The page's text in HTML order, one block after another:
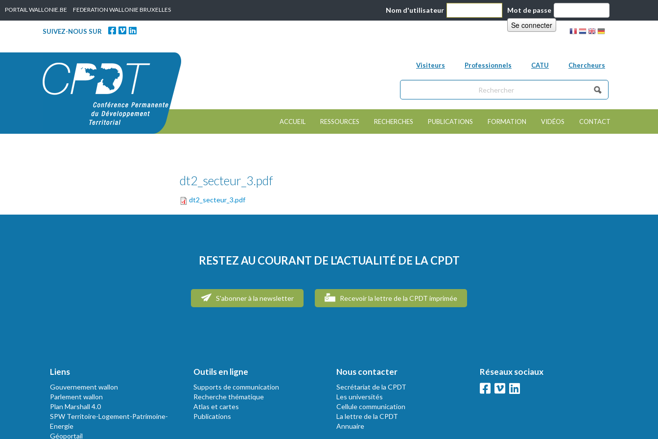
PORTAIL WALLONIE.BE FEDERATION WALLONIE BRUXELLES Nom d'utilisateur Mot de passe
SUIVEZ-NOUS SUR
Visiteurs Professionnels CATU Chercheurs
Formulaire de recherche
Chercher dans ce site
ACCUEIL RESSOURCES RECHERCHES PUBLICATIONS FORMATION VIDÉOS CONTACT
dt2_secteur_3.pdf
dt2_secteur_3.pdf
RESTEZ AU COURANT DE L'ACTUALITÉ DE LA CPDT
S'abonner à la newsletter Recevoir la lettre de la CPDT imprimée
Liens
Gouvernement wallon
Parlement wallon
Plan Marshall 4.0
SPW Territoire-Logement-Patrimoine-
Energie
Géoportail
Outils en ligne
Supports de communication
Recherche thématique
Atlas et cartes
Publications
Nous contacter
Secrétariat de la CPDT
Les universités
Cellule communication
La lettre de la CPDT
Annuaire
Réseaux sociaux